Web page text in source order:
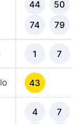
44 50
74 79
1 7
43
4 7